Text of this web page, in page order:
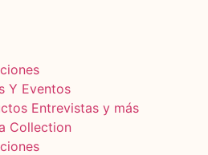
Y Eventos
Entrevistas y más
Collection